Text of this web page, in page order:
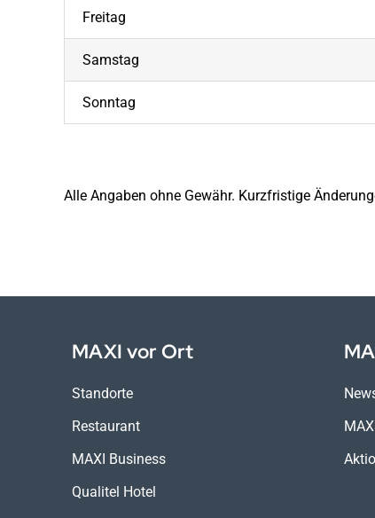
Freitag
Samstag
Sonntag
Alle Angaben ohne Gewähr. Kurzfristige
MAXI vor Ort
Standorte
Restaurant
MAXI Business
Qualitel Hotel